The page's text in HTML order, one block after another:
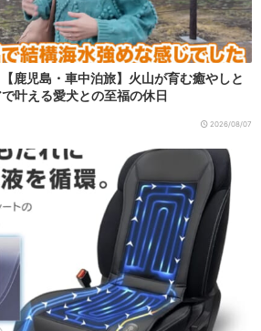
鹿児島・車中泊旅】火山が育む癒やしと
叶える愛犬との至福の休日
2026/08/07